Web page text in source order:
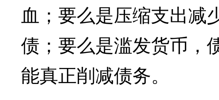
血；要么是压缩支出减
债；要么是滥发货币，
能真正削减债务。